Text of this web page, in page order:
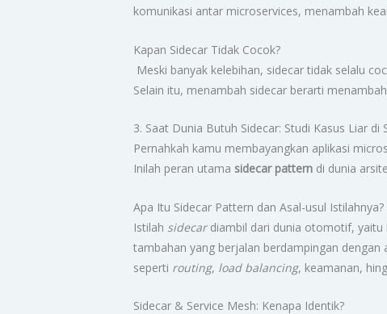
komunikasi antar microservices, menambah
Kapan Sidecar Tidak Cocok?
Meski banyak kelebihan, sidecar tidak selalu
Selain itu, menambah sidecar berarti
3. Saat Dunia Butuh Sidecar: Studi Kasus Liar
Pernahkah kamu membayangkan aplikasi
Inilah peran utama sidecar pattern di dunia
Apa Itu Sidecar Pattern dan Asal-usul Istilahnya?
Istilah sidecardiambil dari dunia otomotif, yaitu
tambahan yang berjalan berdampingan
seperti routing, load balancing, keamanan,
Sidecar & Service Mesh: Kenapa Identik?